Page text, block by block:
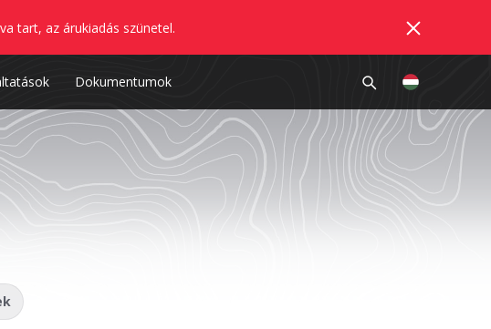
tart, az árukiadás szünetel.
Dokumentumok